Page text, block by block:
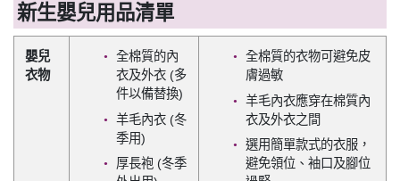
新生嬰兒用品清單
嬰兒
衣物
全棉質的內
衣及外衣 (多
件以備替換)
羊毛內衣 (冬
季用)
厚長袍 (冬季
全棉質的衣物可避免皮
膚過敏
羊毛內衣應穿在棉質內
衣及外衣之間
選用簡單款式的衣服，
避免領位、袖口及腳位